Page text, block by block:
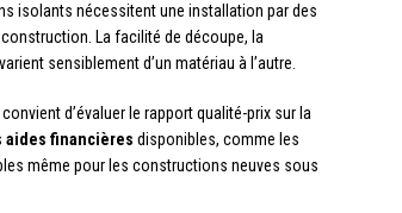
isolants nécessitent une installation par des
La facilité de découpe, la
sensiblement d’un matériau à l’autre.
d’évaluer le rapport qualité-prix sur la
aides financières disponibles, comme les
même pour les constructions neuves sous